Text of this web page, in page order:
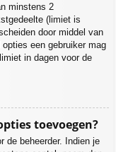
minstens 2
(limiet is
door middel van
een gebruiker mag
in dagen voor de
toevoegen?
de beheerder. Indien je